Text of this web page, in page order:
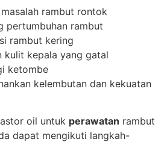
rambut rontok
pertumbuhan rambut
rambut kering
kulit kepala yang gatal
ketombe
kelembutan dan kekuatan
oil untuk perawatan rambut
dapat mengikuti langkah-